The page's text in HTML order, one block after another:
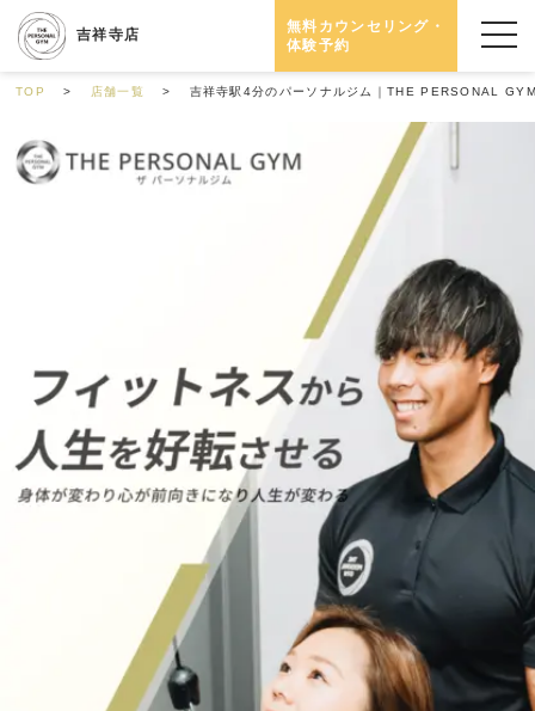
吉祥寺店
無料カウンセリング・
体験予約
TOP 店舗一覧 吉祥寺駅4分のパーソナルジム｜THE PERSONAL